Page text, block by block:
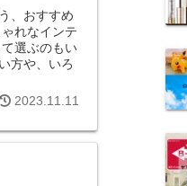
、おすすめ
れなインテ
選ぶのもい
方や、いろ
2023.11.11